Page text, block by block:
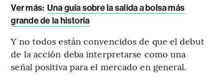
Ver más: Una guía sobre la salida a bolsa más
grande de la historia
Y no todos están convencidos de que el debut
de la acción deba interpretarse como una
señal positiva para el mercado en general.